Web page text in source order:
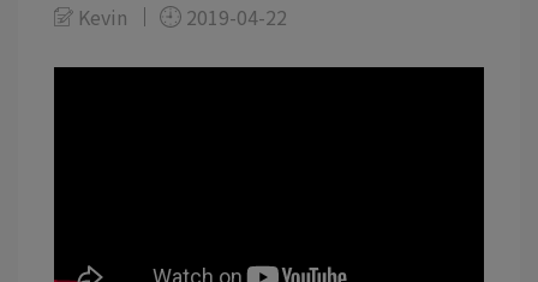
Kevin 2019-04-22